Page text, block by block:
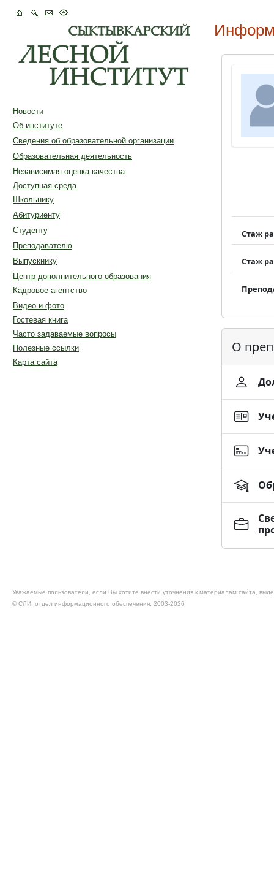
Новости
Об институте
Сведения об образовательной организации
Образовательная деятельность
Независимая оценка качества
Доступная среда
Школьнику
Абитуриенту
Студенту
Преподавателю
Выпускнику
Центр дополнительного образования
Кадровое агентство
Видео и фото
Гостевая книга
Часто задаваемые вопросы
Полезные ссылки
Карта сайта
Стаж
Стаж
О
Уважаемые пользователи, если Вы хотите внести уточнения к материалам сайта,
© CЛИ, отдел информационного обеспечения, 2003-2026